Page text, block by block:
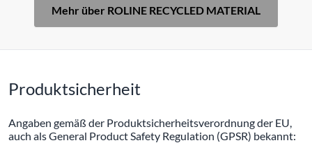
Mehr über ROLINE RECYCLED MATERIAL
Produktsicherheit
Angaben gemäß der Produktsicherheitsverordnung der EU,
auch als General Product Safety Regulation (GPSR) bekannt: